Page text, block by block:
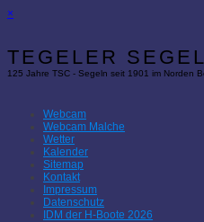
×
TEGELER
125 Jahre TSC - Segeln seit 1901 im Norden
Webcam
Webcam Malche
Wetter
Kalender
Sitemap
Kontakt
Impressum
Datenschutz
IDM der H-Boote 2026